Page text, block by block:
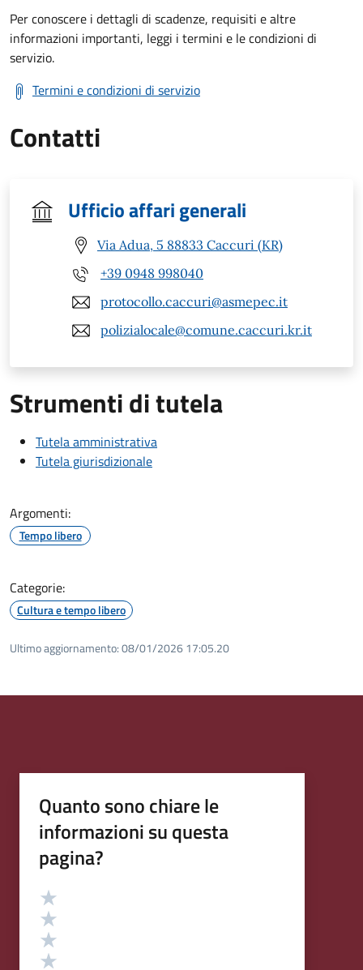
Per conoscere i dettagli di scadenze, requisiti e altre
informazioni importanti, leggi i termini e le condizioni di
servizio.
Termini e condizioni di servizio
Contatti
Ufficio affari generali
Via Adua, 5 88833 Caccuri (KR)
+39 0948 998040
protocollo.caccuri@asmepec.it
polizialocale@comune.caccuri.kr.it
Strumenti di tutela
Tutela amministrativa
Tutela giurisdizionale
Argomenti:
Tempo libero
Categorie:
Cultura e tempo libero
Ultimo aggiornamento:08/01/2026 17:05.20
Quanto sono chiare le
informazioni su questa
pagina?
Valutazione